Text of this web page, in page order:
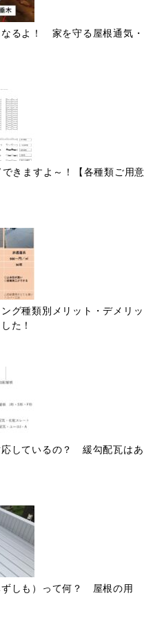
るよ！ 家を守る屋根通気・
きますよ～！【各種類ご用意
グ種類別メリット・デメリッ
た！
しているの？ 緩勾配瓦はあ
しも）って何？ 屋根の用